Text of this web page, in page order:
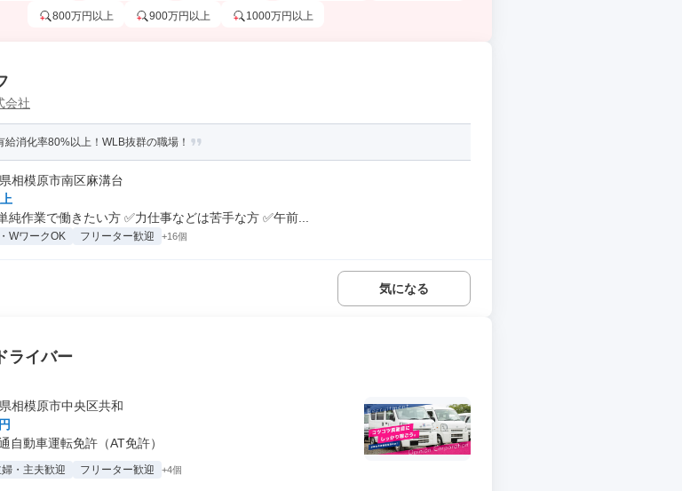
800万円以上 900万円以上 1000万円以上
会社
消化率80%以上！WLB抜群の職場！
相模原市南区麻溝台
純作業で働きたい方 ✅力仕事などは苦手な方 ✅午前...
WワークOK フリーター歓迎 +16個
気になる
ライバー
相模原市中央区共和
自動車運転免許（AT免許）
婦・主夫歓迎 フリーター歓迎 +4個